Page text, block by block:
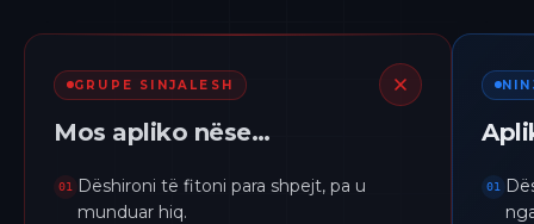
GRUPE SINJALESH
Mos apliko nëse…
01
Dëshironi të fitoni para shpejt, pa u
munduar hiq.
01